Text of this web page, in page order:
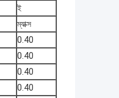
ই
ম্যাক্স
0.40
0.40
0.40
0.40